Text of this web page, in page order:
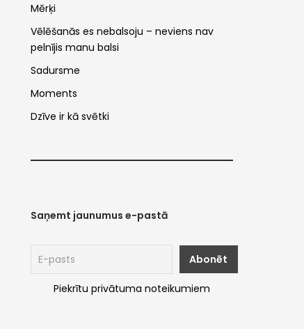
Mērķi
Vēlēšanās es nebalsoju – neviens nav
pelnījis manu balsi
Sadursme
Moments
Dzīve ir kā svētki
Saņemt jaunumus e-pastā
Piekrītu privātuma noteikumiem